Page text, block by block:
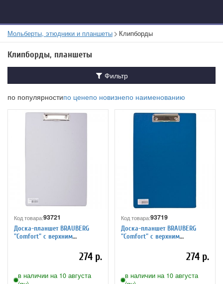
Мольберты, этюдники и планшеты Клипборды
Клипборды, планшеты
Фильтр
по популярностипо ценепо новизнепо наименованию
Код товара:93721
Доска-планшет BRAUBERG
"Comfort" с верхним
картон/ПВХ, РОССИЯ, СЕРАЯ,
274 р.
в наличии на 10 августа
Код товара:93719
Доска-планшет BRAUBERG
"Comfort" с верхним
картон/ПВХ, РОССИЯ, СИНЯЯ,
274 р.
в наличии на 10 августа